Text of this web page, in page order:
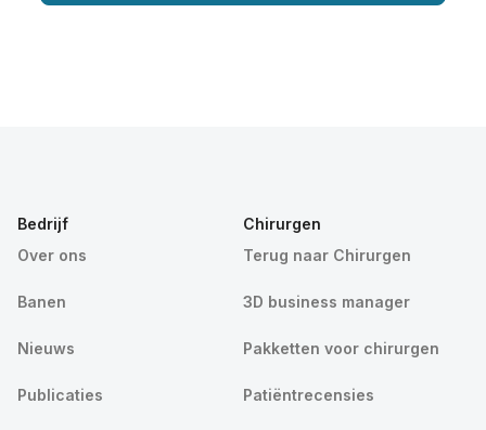
Bedrijf
Over ons
Banen
Nieuws
Publicaties
Chirurgen
Terug naar Chirurgen
3D business manager
Pakketten voor chirurgen
Patiëntrecensies